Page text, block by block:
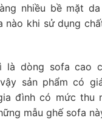
nhiều bề mặt
nào khi sử dụng
dòng sofa cao
sản phẩm có
đình có mức thu
mẫu ghế sofa